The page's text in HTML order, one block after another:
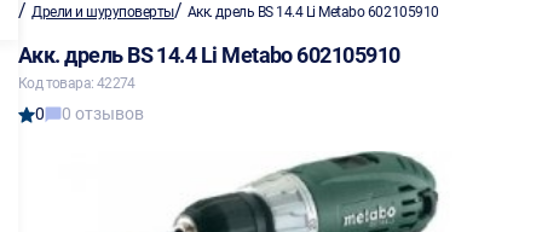
/ Дрели и шуруповерты/ Акк. дрель BS 14.4 Li Metabo 602105910
Акк. дрель BS 14.4 Li Metabo 602105910
Код товара: 42274
0 0 отзывов